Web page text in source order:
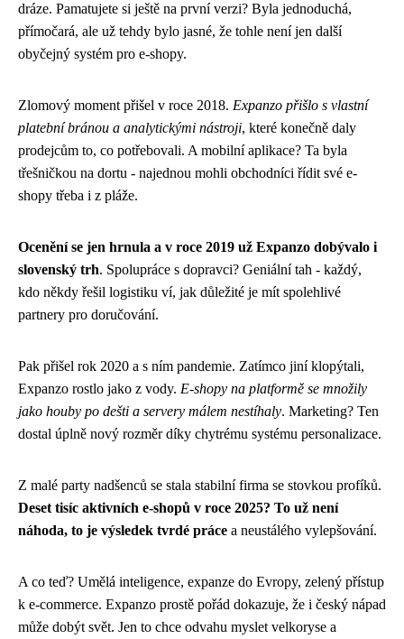
dráze. Pamatujete si ještě na první verzi? Byla jednoduchá,
přímočará, ale už tehdy bylo jasné, že tohle není jen další
obyčejný systém pro e-shopy.
Zlomový moment přišel v roce 2018. Expanzo přišlo s vlastní
platební bránou a analytickými nástroji, které konečně daly
prodejcům to, co potřebovali. A mobilní aplikace? Ta byla
třešničkou na dortu - najednou mohli obchodníci řídit své e-
shopy třeba i z pláže.
Ocenění se jen hrnula a v roce 2019 už Expanzo dobývalo i
slovenský trh. Spolupráce s dopravci? Geniální tah - každý,
kdo někdy řešil logistiku ví, jak důležité je mít spolehlivé
partnery pro doručování.
Pak přišel rok 2020 a s ním pandemie. Zatímco jiní klopýtali,
Expanzo rostlo jako z vody. E-shopy na platformě se množily
jako houby po dešti a servery málem nestíhaly. Marketing? Ten
dostal úplně nový rozměr díky chytrému systému personalizace.
Z malé party nadšenců se stala stabilní firma se stovkou profíků.
Deset tisíc aktivních e-shopů v roce 2025? To už není
náhoda, to je výsledek tvrdé práce a neustálého vylepšování.
A co teď? Umělá inteligence, expanze do Evropy, zelený přístup
k e-commerce. Expanzo prostě pořád dokazuje, že i český nápad
může dobýt svět. Jen to chce odvahu myslet velkoryse a